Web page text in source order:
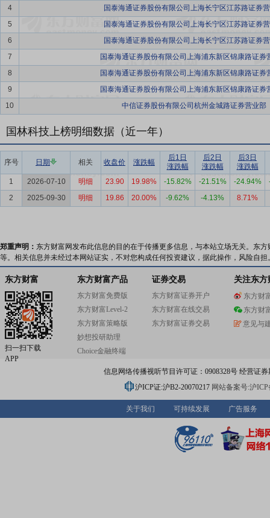
4
国泰海通证券股份有限公司上海长宁区江苏路证券
5
国泰海通证券股份有限公司上海长宁区江苏路证券
6
国泰海通证券股份有限公司上海长宁区江苏路证券
7
国泰海通证券股份有限公司上海浦东新区锦康路证券
8
国泰海通证券股份有限公司上海浦东新区锦康路证券
9
国泰海通证券股份有限公司上海浦东新区锦康路证券
10
中信证券股份有限公司杭州金城路证券营业部
国林科技上榜明细数据（近一年）
序号 日期 相关 收盘价 涨跌幅
后1日
涨跌幅
后2日
涨跌幅
后3日
涨跌幅
1
2026-07-10 明细 23.90 19.98% -15.82% -21.51% -24.94%
2
2025-09-30 明细 19.86 20.00% -9.62% -4.13% 8.71%
郑重声明： 东方财富网发布此信息的目的在于传播更多信息，与本站立场无关。东
等。相关信息并未经过本网站证实，不对您构成任何投资建议，据此操作，风险自担